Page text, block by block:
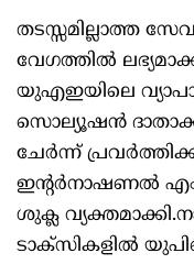
തടസ്സമില്ലാത്ത
വേഗത്തില്‍
യുഎഇയിലെ
സൊല്യൂഷന്‍
ചേര്‍ന്ന്
ഇന്റര്‍നാഷണല്‍
ശുക്ല
ടാക്‌സികളില്‍